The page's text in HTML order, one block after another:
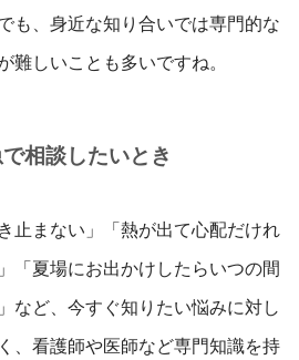
も、身近な知り合いでは専門的な
難しいことも多いですね。
相談したいとき
止まない」「熱が出て心配だけれ
「夏場にお出かけしたらいつの間
など、今すぐ知りたい悩みに対し
、看護師や医師など専門知識を持